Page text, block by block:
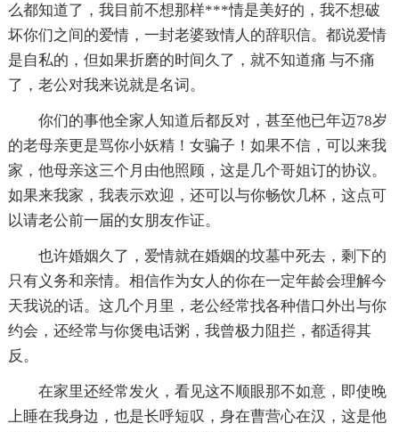
么都知道了，我目前不想那样***情是美好的，我不想破
坏你们之间的爱情，一封老婆致情人的辞职信。都说爱情
是自私的，但如果折磨的时间久了，就不知道痛 与不痛
了，老公对我来说就是名词。
你们的事他全家人知道后都反对，甚至他已年迈78岁
的老母亲更是骂你小妖精！女骗子！如果不信，可以来我
家，他母亲这三个月由他照顾，这是几个哥姐订的协议。
如果来我家，我表示欢迎，还可以与你畅饮几杯，这点可
以请老公前一届的女朋友作证。
也许婚姻久了，爱情就在婚姻的坟墓中死去，剩下的
只有义务和亲情。相信作为女人的你在一定年龄会理解今
天我说的话。这几个月里，老公经常找各种借口外出与你
约会，还经常与你煲电话粥，我曾极力阻拦，都适得其
反。
在家里还经常发火，看见这不顺眼那不如意，即使晚
上睡在我身边，也是长呼短叹，身在曹营心在汉，这是他